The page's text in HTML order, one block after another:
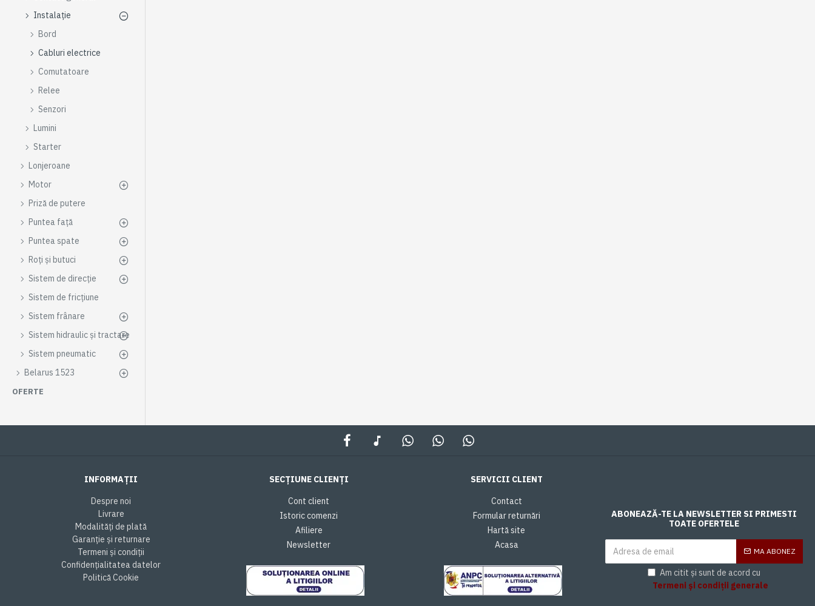
Instalație
Bord
Cabluri electrice
Comutatoare
Relee
Senzori
Lumini
Starter
Lonjeroane
Motor
Priză de putere
Puntea față
Puntea spate
Roți și butuci
Sistem de direcție
Sistem de fricțiune
Sistem frânare
Sistem hidraulic și tractare
Sistem pneumatic
Belarus 1523
OFERTE
INFORMAȚII
Despre noi
Livrare
Modalități de plată
Garanție și returnare
Termeni și condiții
Confidențialitatea datelor
Politică Cookie
SECȚIUNE CLIENȚI
Cont client
Istoric comenzi
Afiliere
Newsletter
SERVICII CLIENT
Contact
Formular returnări
Hartă site
Acasa
ABONEAZĂ-TE LA NEWSLETTER SI PRIMESTI
TOATE OFERTELE
MA ABONEZ
Am citit și sunt de acord cu
Termeni și condiții generale